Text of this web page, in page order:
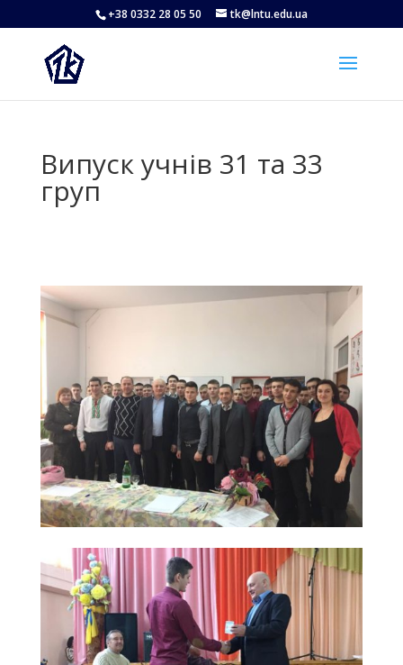
+38 0332 28 05 50 tk@lntu.edu.ua
Випуск учнів 31 та 33
груп